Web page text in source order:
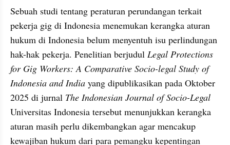
Sebuah studi tentang peraturan perundangan terkait
pekerja gig di Indonesia menemukan kerangka aturan
hukum di Indonesia belum menyentuh isu perlindungan
hak-hak pekerja. Penelitian berjudul Legal Protections
for Gig Workers: A Comparative Socio-legal Study of
Indonesia and India yang dipublikasikan pada Oktober
2025 di jurnal The Indonesian Journal of Socio-Legal
Universitas Indonesia tersebut menunjukkan kerangka
aturan masih perlu dikembangkan agar mencakup
kewajiban hukum dari para pemangku kepentingan